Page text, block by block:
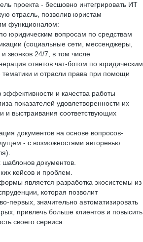
проекта - бесшовно интегрировать ИТ
отрасль, позволив юристам
функционалом:
юридическим вопросам по средствам
(социальные сети, мессенджеры,
звонков 24/7, в том числе
ответов чат-ботом по юридическим
и отрасли права при помощи
эффективности и качества работы
показателей удовлетворенности их
и выстраивания соответствующих
документов на основе вопросов-
- с возможностями авторевью
документов.
кейсов и проблем.
является разработка экосистемы из
которая позволит
первых, значительно автоматизировать
привлечь больше клиентов и повысить
своего сервиса.